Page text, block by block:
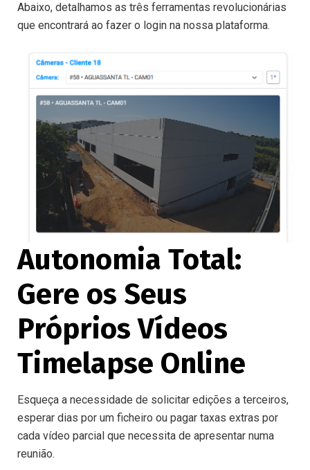
Abaixo, detalhamos as três ferramentas revolucionárias
que encontrará ao fazer o login na nossa plataforma.
Autonomia Total:
Gere os Seus
Próprios Vídeos
Timelapse Online
Esqueça a necessidade de solicitar edições a terceiros,
esperar dias por um ficheiro ou pagar taxas extras por
cada vídeo parcial que necessita de apresentar numa
reunião.